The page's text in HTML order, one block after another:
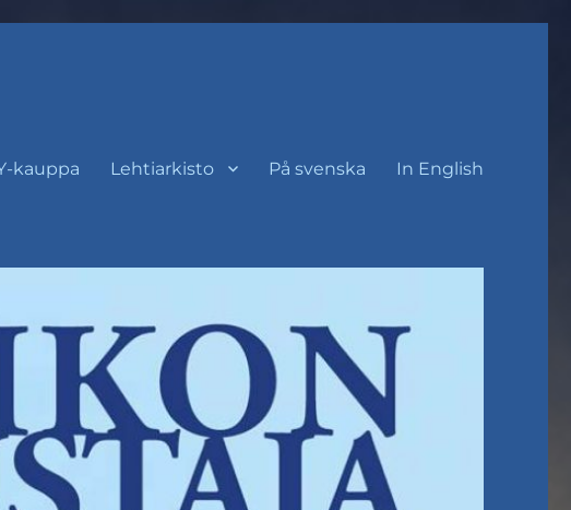
kauppa Lehtiarkisto På svenska In English